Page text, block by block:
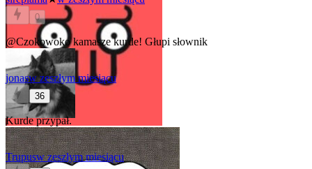
0
@Czokowoko kamasze kurde! Głupi słownik
jonasw zeszłym miesiącu
36
Kurde przypał.
Trupusw zeszłym miesiącu